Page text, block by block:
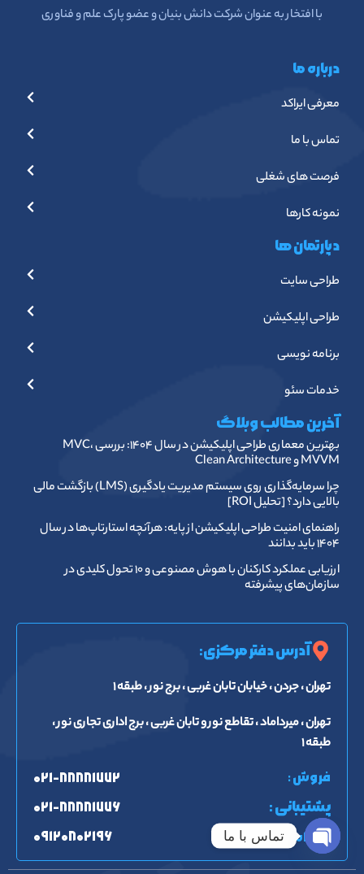
درباره ما
معرفی ایراکد
تماس با ما
فرصت های شغلی
نمونه کارها
دپارتمان ها
طراحی سایت
طراحی اپلیکیشن
برنامه نویسی
خدمات سئو
آخرین مطالب وبلاگ
بهترین معماری طراحی اپلیکیشن در سال ۱۴۰۴: بررسی MVC،
MVVM و Clean Architecture
چرا سرمایه‌گذاری روی سیستم مدیریت یادگیری (LMS) بازگشت مالی
بالایی دارد؟ [تحلیل ROI]
راهنمای امنیت طراحی اپلیکیشن از پایه: هرآنچه استارتاپ‌ها در سال
۱۴۰۴ باید بدانند
ارزیابی عملکرد کارکنان با هوش مصنوعی و ۱۰ تحول کلیدی در
سازمان‌های پیشرفته
آدرس دفتر مرکزی:
تهران ، جردن ، خیابان تابان غربی ، برج نور ، طبقه ۱
تهران ، میرداماد ، تقاطع نور و تابان غربی ، برج اداری تجاری نور ،
طبقه ۱
فروش :
پشتیبانی :
همراه :
۰۲۱-۸۸۸۸۱۷۷۲
۰۲۱-۸۸۸۸۱۷۷۶
۰۹۱۲۰۸۰۲۱۹۶
با افتخار به عنوان شرکت دانش بنیان و عضو پارک علم و فناوری
تماس با ما
Open chaty